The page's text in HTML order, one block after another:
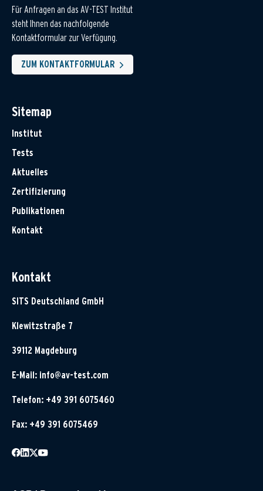
Für Anfragen an das AV-TEST Institut
steht Ihnen das nachfolgende
Kontaktformular zur Verfügung.
ZUM KONTAKTFORMULAR
Sitemap
Institut
Tests
Aktuelles
Zertifizierung
Publikationen
Kontakt
Kontakt
SITS Deutschland GmbH
Klewitzstraße 7
39112 Magdeburg
E-Mail: info@av-test.com
Telefon: +49 391 6075460
Fax: +49 391 6075469